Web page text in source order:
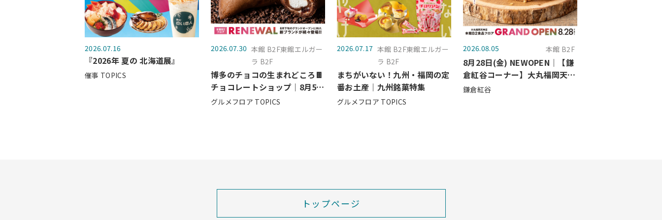
2026.07.16
『2026年 夏の 北海道展』
催事 TOPICS
2026.07.30 本館 B2F東館エルガー
ラ B2F
博多のチョコの生まれどころ🍫
チョコレートショップ｜8月5日
（水）グランドオープン
グルメフロア TOPICS
2026.07.17 本館 B2F東館エルガー
ラ B2F
まちがいない！九州・福岡の定
番お土産｜九州銘菓特集
グルメフロア TOPICS
2026.08.05 本館 B2F
8月28日(金) NEWOPEN｜【鎌
倉紅谷コーナー】大丸福岡天神
店に登場！
鎌倉紅谷
トップページ